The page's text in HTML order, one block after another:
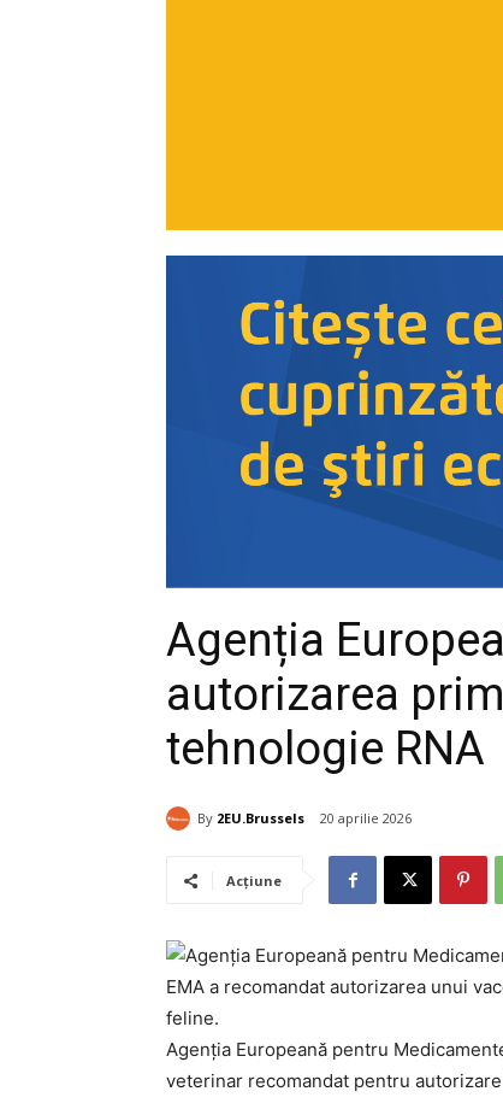
Agenția
autorizarea
tehnologie RNA
By 2EU.Brussels 20 aprilie 2026
Acțiune
EMA a recomandat autorizarea unui
feline.
Agenția Europeană pentru
veterinar recomandat pentru